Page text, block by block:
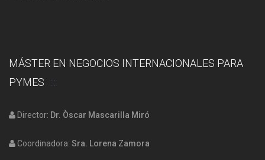
MÁSTER EN NEGOCIOS INTERNACIONALES PARA
PYMES
Director: Dr. Òscar Mascarilla Miró
Coordinadora: Sra. Lorena Zamora